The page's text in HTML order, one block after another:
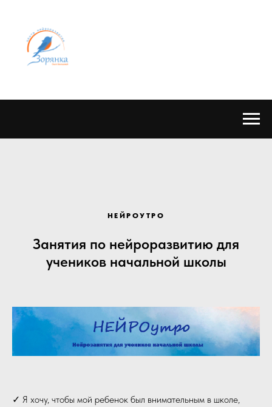
НЕЙРОУТРО
Занятия по нейроразвитию для
учеников начальной школы
✓ Я хочу, чтобы мой ребенок был внимательным в школе,